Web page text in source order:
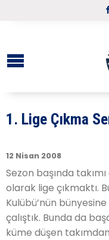
1. Lige Çıkma
12 Nisan 2008
Sezon başında
olarak lige çıkmaktı.
Kulübü’nün
çalıştık. Bunda da
küme düşen